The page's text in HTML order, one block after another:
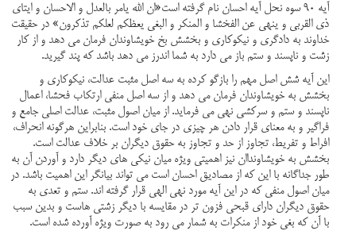
آیه 90 سوه نحل آیه احسان نام گرفته است«ان الله یامر بالعدل و الاحسان و ایتای
ذی القربی و ینهی عن الفخشا و المنکر و البغی یعظکم لعلکم تذکرون» در حقیقت
خداوند به دادگری و نیکوکاری و بخشش بخ خویشاوندان فرمان می دهد و از کار
زشت و ناپسند و ستم باز می دارد به شما اندرز می دهد باشد که پند گیرید.
این آیه شش اصل مهم را بازگو کرده به سه اصل مثبت عدالت، نیکوکاری و
بخشش به خویشاوندان فرمان می دهد و از سه اصل منفی ارتکاب فحشا، اعمال
ناپسند و ستم و سرکشی نهی می فرماید. از میان اصول مثبت، عدالت اصلی جامع و
فراگیر و به معنای قرار دادن هر چیزی در جای خود است. بنابراین هرگونه انحراف،
افراط و تفریط، تجاوز از حد و تجاوز به حقوق دیگران بر خلاف عدالت است.
بخشش به خویشاونداان نیز اهمیتی ویژه میان نیکی های دیگر دارد و آوردن آن به
طور جداگانه با این که از مصادیق احسان است می تواند بیانگر این اهمیت باشد. در
میان اصول منفی که در این آیه مورد نهی الهی قرار گرفته اند. ستم و تعدی به
حقوق دیگران دارای قبحی فزون تر در مقایسه با دیگر زشتی هاست و بدین سبب
با آن که بغی خود از منکرات به شمار می رود به صورت ویژه آورده شده است.